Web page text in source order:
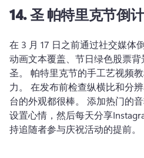
14.圣帕特里克节倒
在 3 月 17 日之前通过社交媒体
动画文本覆盖、节日绿色股票
圣。 帕特里克节的手工艺视频
力。 在发布前检查纵横比和分
台的外观都很棒。 添加热门的
设置心情，然后每天分享
持追随者参与庆祝活动的提前。